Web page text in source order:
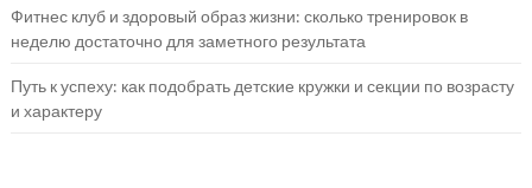
Фитнес клуб и здоровый образ жизни: сколько тренировок в
неделю достаточно для заметного результата
Путь к успеху: как подобрать детские кружки и секции по возрасту
и характеру